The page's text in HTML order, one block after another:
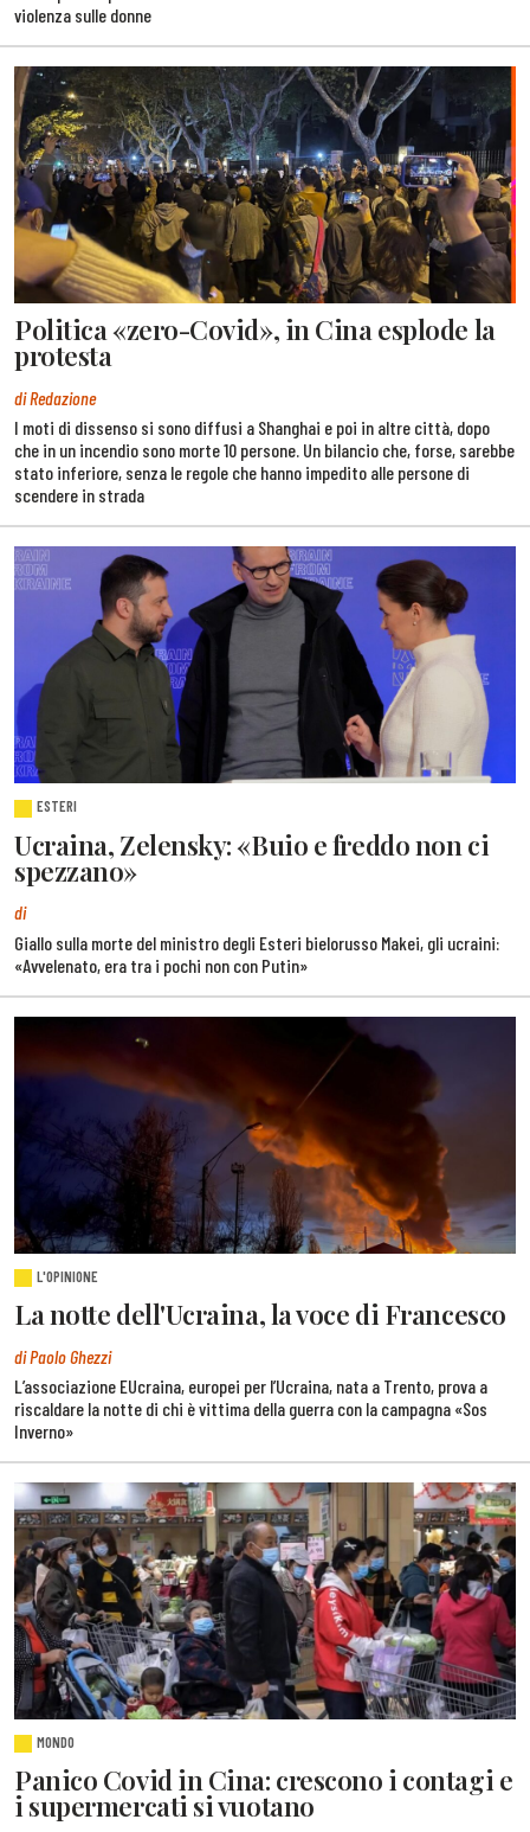
violenza sulle donne
Politica «zero-Covid», in Cina esplode la
protesta
di Redazione
I moti di dissenso si sono diffusi a Shanghai e poi in altre città, dopo
che in un incendio sono morte 10 persone. Un bilancio che, forse, sarebbe
stato inferiore, senza le regole che hanno impedito alle persone di
scendere in strada
ESTERI
Ucraina, Zelensky: «Buio e freddo non ci
spezzano»
di
Giallo sulla morte del ministro degli Esteri bielorusso Makei, gli ucraini:
«Avvelenato, era tra i pochi non con Putin»
L'OPINIONE
La notte dell'Ucraina, la voce di Francesco
di Paolo Ghezzi
L’associazione EUcraina, europei per l’Ucraina, nata a Trento, prova a
riscaldare la notte di chi è vittima della guerra con la campagna «Sos
Inverno»
MONDO
Panico Covid in Cina: crescono i contagi e
i supermercati si vuotano